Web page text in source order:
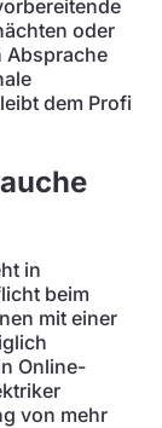
oder
Absprache
dem Profi
in
beim
mit einer
Online-
von mehr